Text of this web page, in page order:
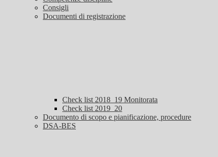
Consigli
Documenti di registrazione
Check list 2018_19 Monitorata
Check list 2019_20
Documento di scopo e pianificazione, procedure
DSA-BES